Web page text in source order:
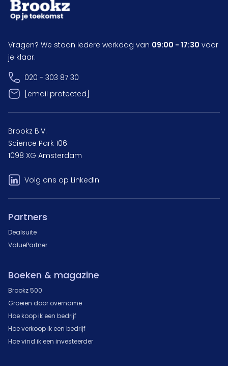
Vragen? We staan iedere werkdag van 09:00 - 17:30 voor
je klaar.
020 - 303 87 30
[email protected]
Brookz B.V.
Science Park 106
1098 XG Amsterdam
Volg ons op LinkedIn
Partners
Dealsuite
ValuePartner
Boeken & magazine
Brookz 500
Groeien door overname
Hoe koop ik een bedrijf
Hoe verkoop ik een bedrijf
Hoe vind ik een investeerder